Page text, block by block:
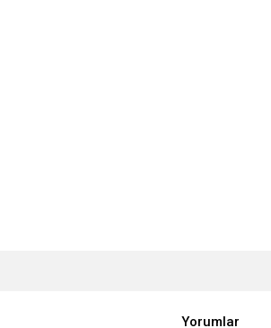
Yorumlar